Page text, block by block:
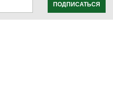
ПОДПИСАТЬСЯ